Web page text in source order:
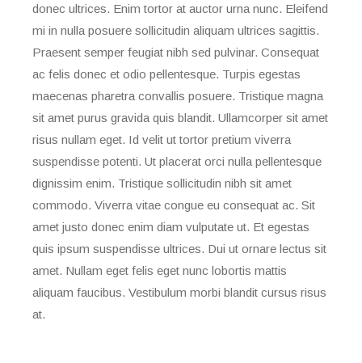
donec ultrices. Enim tortor at auctor urna nunc. Eleifend
mi in nulla posuere sollicitudin aliquam ultrices sagittis.
Praesent semper feugiat nibh sed pulvinar. Consequat
ac felis donec et odio pellentesque. Turpis egestas
maecenas pharetra convallis posuere. Tristique magna
sit amet purus gravida quis blandit. Ullamcorper sit amet
risus nullam eget. Id velit ut tortor pretium viverra
suspendisse potenti. Ut placerat orci nulla pellentesque
dignissim enim. Tristique sollicitudin nibh sit amet
commodo. Viverra vitae congue eu consequat ac. Sit
amet justo donec enim diam vulputate ut. Et egestas
quis ipsum suspendisse ultrices. Dui ut ornare lectus sit
amet. Nullam eget felis eget nunc lobortis mattis
aliquam faucibus. Vestibulum morbi blandit cursus risus
at.